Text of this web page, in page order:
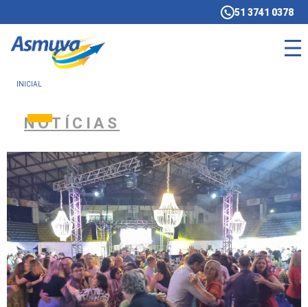
51 3741 0378
INICIAL
NOTÍCIAS